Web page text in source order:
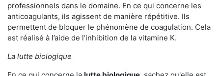
professionnels dans le domaine. En ce qui concerne les
anticoagulants, ils agissent de manière répétitive. Ils
permettent de bloquer le phénomène de coagulation. Cela
est réalisé à l’aide de l’inhibition de la vitamine K.
La lutte biologique